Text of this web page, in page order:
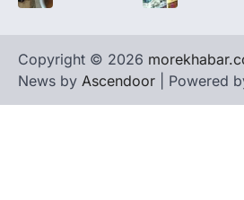
Copyright © 2026
News by Ascendoor | Powered